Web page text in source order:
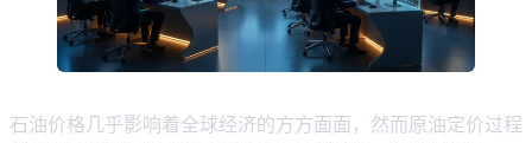
石油价格几乎影响着全球经济的方方面面，然而原油定价过程